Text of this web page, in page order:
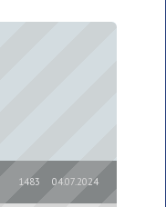
04.07.2024
1483